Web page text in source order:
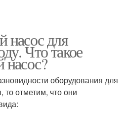
насос для
Что такое
оборудования для
то отметим, что они